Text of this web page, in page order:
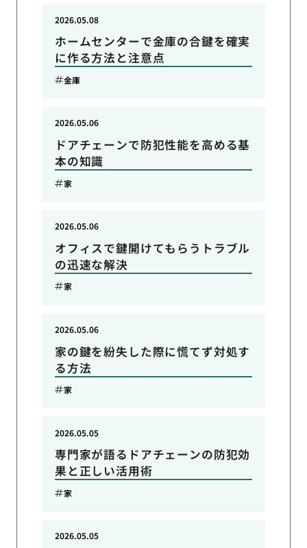
ホームセンターで金庫の合鍵を確実
に作る方法と注意点
2026.05.08
金庫
ドアチェーンで防犯性能を高める基
本の知識
2026.05.06
家
オフィスで鍵開けてもらうトラブル
の迅速な解決
2026.05.06
家
家の鍵を紛失した際に慌てず対処す
る方法
2026.05.06
家
専門家が語るドアチェーンの防犯効
果と正しい活用術
2026.05.05
家
2026.05.05